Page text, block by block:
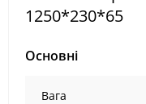
1250*230*65
Основні
Вага